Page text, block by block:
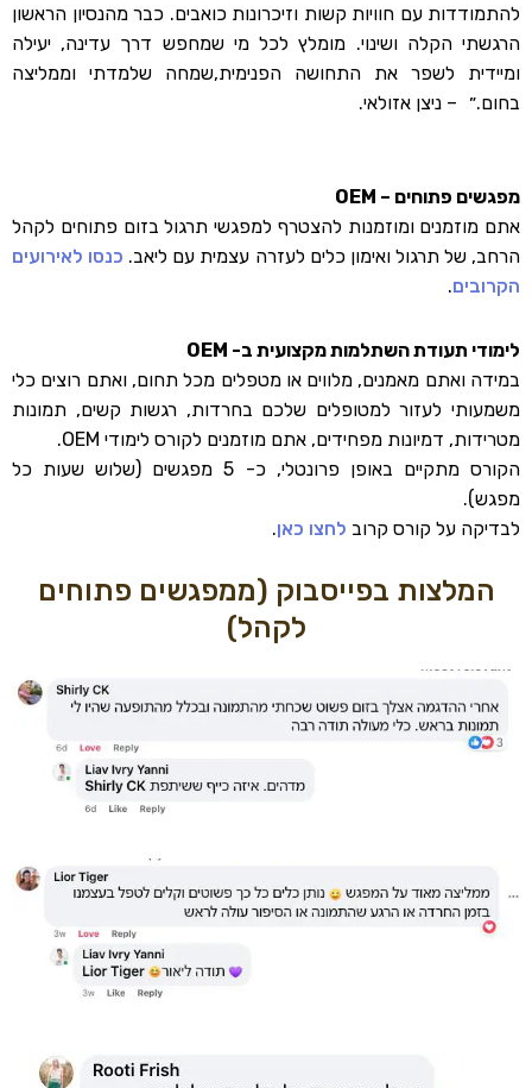
להתמודדות עם חוויות קשות וזיכרונות כואבים. כבר מהנסיון הראשון
הרגשתי הקלה ושינוי. מומלץ לכל מי שמחפש דרך עדינה, יעילה
ומיידית לשפר את התחושה הפנימית,שמחה שלמדתי וממליצה
בחום.״ – ניצן אזולאי.
מפגשים פתוחים – OEM
אתם מוזמנים ומוזמנות להצטרף למפגשי תרגול בזום פתוחים לקהל
הרחב, של תרגול ואימון כלים לעזרה עצמית עם ליאב. כנסו לאירועים
הקרובים.
לימודי תעודת השתלמות מקצועית ב- OEM
במידה ואתם מאמנים, מלווים או מטפלים מכל תחום, ואתם רוצים כלי
משמעותי לעזור למטופלים שלכם בחרדות, רגשות קשים, תמונות
מטרידות, דמיונות מפחידים, אתם מוזמנים לקורס לימודי OEM.
הקורס מתקיים באופן פרונטלי, כ- 5 מפגשים (שלוש שעות כל
מפגש).
לבדיקה על קורס קרוב לחצו כאן.
המלצות בפייסבוק (ממפגשים פתוחים
לקהל)